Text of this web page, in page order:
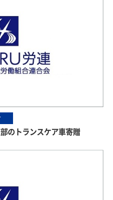
のトランスケア車寄贈